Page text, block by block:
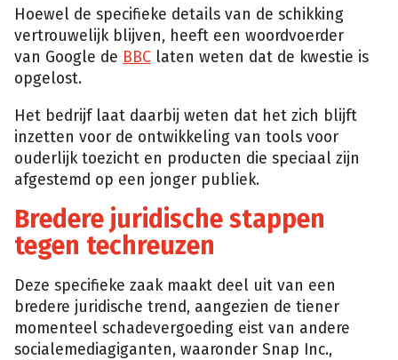
Hoewel de specifieke details van de schikking
vertrouwelijk blijven, heeft een woordvoerder
van Google de BBC laten weten dat de kwestie is
opgelost.
Het bedrijf laat daarbij weten dat het zich blijft
inzetten voor de ontwikkeling van tools voor
ouderlijk toezicht en producten die speciaal zijn
afgestemd op een jonger publiek.
Bredere juridische stappen
tegen techreuzen
Deze specifieke zaak maakt deel uit van een
bredere juridische trend, aangezien de tiener
momenteel schadevergoeding eist van andere
socialemediagiganten, waaronder Snap Inc.,